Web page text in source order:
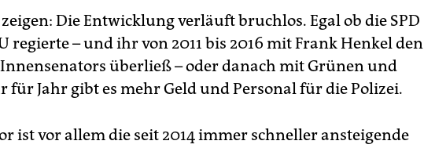
Die Entwicklung verläuft bruchlos. Egal ob die SPD
regierte – und ihr von 2011 bis 2016 mit Frank Henkel den
Innensenators überließ – oder danach mit Grünen und
für Jahr gibt es mehr Geld und Personal für die Polizei.
ist vor allem die seit 2014 immer schneller ansteigende